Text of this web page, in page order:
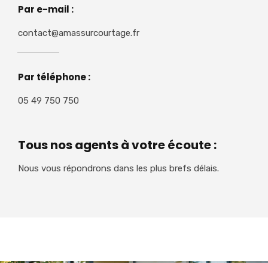
Par e-mail :
contact@amassurcourtage.fr
Par téléphone :
05 49 750 750
Tous nos agents à votre écoute :
Nous vous répondrons dans les plus brefs délais.